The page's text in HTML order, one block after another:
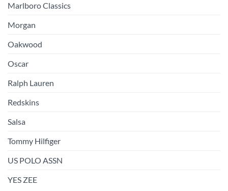
Marlboro Classics
Morgan
Oakwood
Oscar
Ralph Lauren
Redskins
Salsa
Tommy Hilfiger
US POLO ASSN
YES ZEE